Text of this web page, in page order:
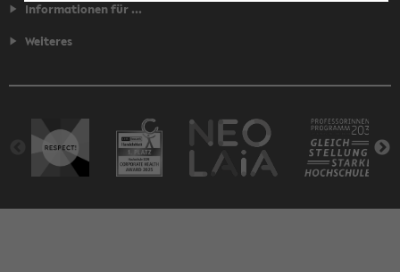
Informationen für ...
Weiteres